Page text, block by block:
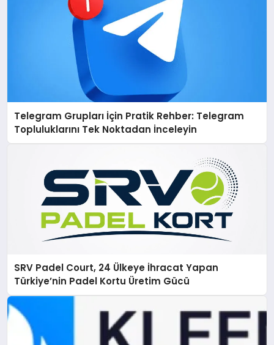
Telegram Grupları İçin Pratik Rehber: Telegram
Topluluklarını Tek Noktadan İnceleyin
SRV Padel Court, 24 Ülkeye İhracat Yapan
Türkiye’nin Padel Kortu Üretim Gücü